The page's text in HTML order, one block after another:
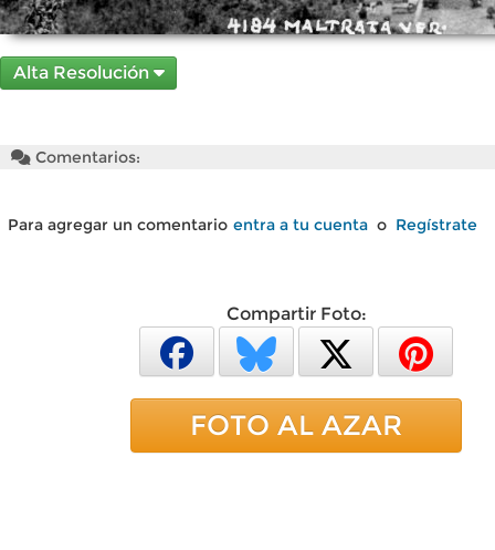
Alta Resolución
Comentarios:
Para agregar un comentario entra a tu cuenta o Regístrate
Compartir Foto:
FOTO AL AZAR